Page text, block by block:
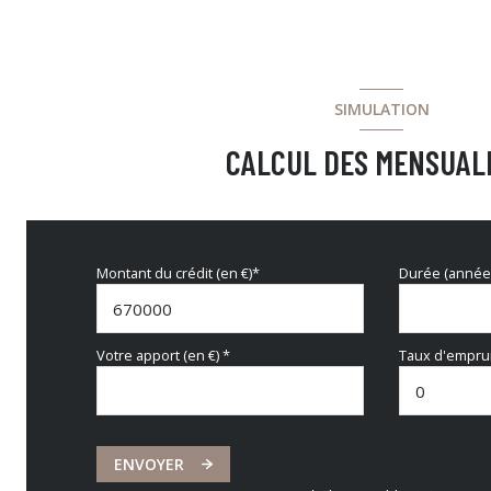
SIMULATION
CALCUL DES
Montant du crédit (en €)* Durée
Votre apport (en €) * Taux
ENVOYER